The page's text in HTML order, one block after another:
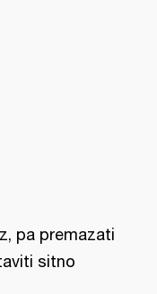
pa premazati
sitno